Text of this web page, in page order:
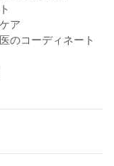
ア
のコーディネート